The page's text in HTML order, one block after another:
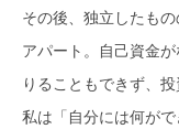
その後、独立したも
アパート。自己資金
りることもできず、
私は「自分には何が